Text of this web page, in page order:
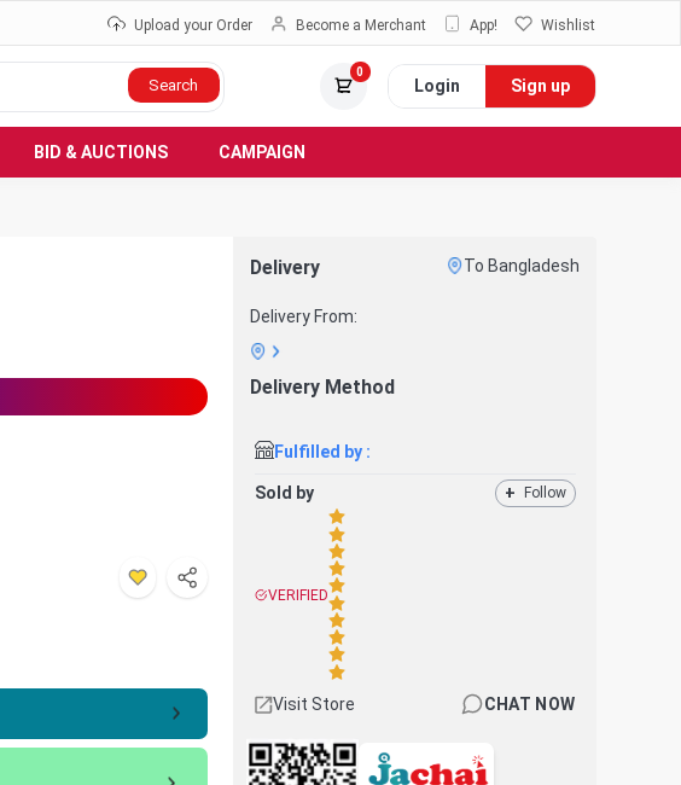
Upload your Order Become a Merchant App! Wishlist
Search
0
Login Sign up
BID & AUCTIONS CAMPAIGN
Delivery To Bangladesh
Delivery From:
Delivery Method
Fulfilled by :
Sold by + Follow
VERIFIED
Visit Store CHAT NOW